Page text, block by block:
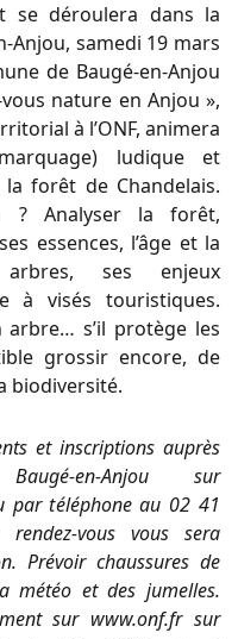
se déroulera dans la
Anjou, samedi 19 mars
de Baugé-en-Anjou
nature en Anjou »,
à l’ONF, animera
ludique et
forêt de Chandelais.
? Analyser la forêt,
essences, l’âge et la
ses enjeux
à visés touristiques.
s’il protège les
grossir encore, de
biodiversité.
et inscriptions auprès
en-Anjou sur
téléphone au 02 41
vous vous sera
Prévoir chaussures de
météo et des jumelles.
sur www.onf.fr sur